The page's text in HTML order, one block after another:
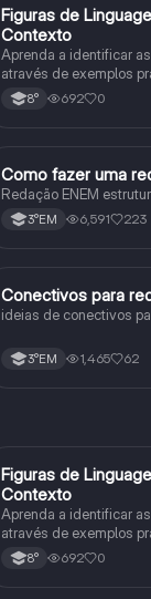
FPortuguês
Figuras de
Contexto
Aprenda a identificar
através de exemplos
8° 692 0
Português
Como fazer uma
Redação ENEM
3°EM 6,591 223
Português
Conectivos para
ideias de conectivos
3°EM 1,465 62
FPortuguês
Figuras de
Contexto
Aprenda a identificar
através de exemplos
8° 692 0